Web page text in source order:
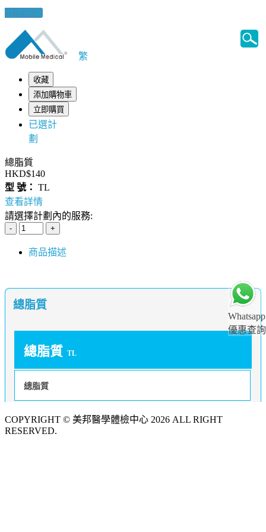
健康錦囊
Whatsapp
優惠查詢
繁
收藏
添加購物車
立即購買
已選計
劃
總脂質
HKD$140
型 號： TL
查看詳情
請選擇計劃內的服務:
商品描述
總脂質
總脂質 TL
總脂質
COPYRIGHT © 美邦醫學體檢中心 2026 ALL RIGHT
RESERVED.